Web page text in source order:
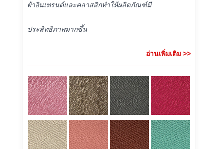
ผ้าอินเทรนด์และคลาสสิกทำให้ผลิตภัณฑ์มี
ประสิทธิภาพมากขึ้น
อ่านเพิ่มเติม >>